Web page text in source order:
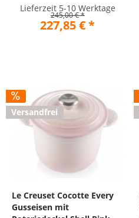
Lieferzeit 5-10 Werktage
245,00 € *
227,85 € *
Versandfrei
Le Creuset Cocotte Every
Gusseisen mit